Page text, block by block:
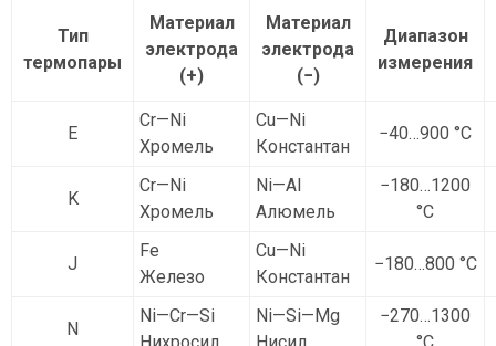
Тип
термопары
Материал
электрода
(+)
Материал
электрода
(−)
Диапазон
измерения
E
Cr—Ni
Хромель
Cu—Ni
Константан
−40…900 °C
K
Cr—Ni
Хромель
Ni—Al
Алюмель
−180…1200
°C
J
Fe
Железо
Cu—Ni
Константан
−180…800 °C
N
Ni—Cr—Si
Ni—Si—Mg
−270…1300